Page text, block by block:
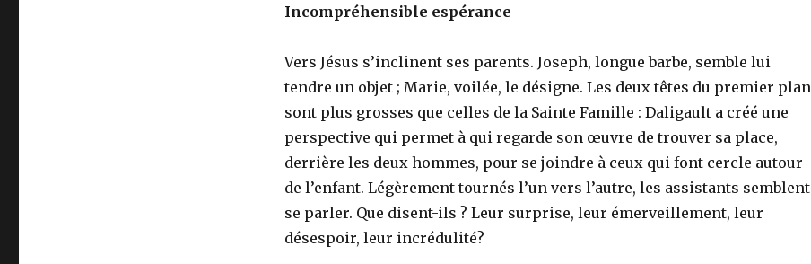
Incompréhensible espérance
Vers Jésus s’inclinent ses parents. Joseph, longue barbe, semble lui
tendre un objet ; Marie, voilée, le désigne. Les deux têtes du premier plan
sont plus grosses que celles de la Sainte Famille : Daligault a créé une
perspective qui permet à qui regarde son œuvre de trouver sa place,
derrière les deux hommes, pour se joindre à ceux qui font cercle autour
de l’enfant. Légèrement tournés l’un vers l’autre, les assistants semblent
se parler. Que disent-ils ? Leur surprise, leur émerveillement, leur
désespoir, leur incrédulité?